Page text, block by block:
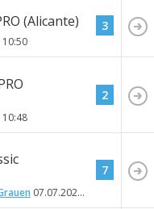
(Alicante)
10:50
3
10:48
2
07.07.2022
7